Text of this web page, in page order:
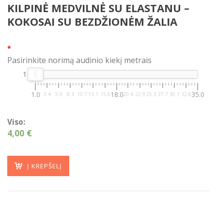
KILPINĖ MEDVILNĖ SU ELASTANU –
KOKOSAI SU BEZDŽIONĖM ŽALIA
*
Pasirinkite norimą audinio kiekį metrais
1.0 3.4 5.9 8.3 10.7 13.1 15.618.020.4 22.9 25.3 27.7 30.1 32.635.0
1
Viso:
4,00 €
Į KREPŠELĮ